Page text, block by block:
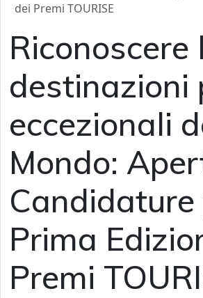
dei Premi TOURISE
Riconoscere
destinazioni
eccezionali
Mondo:
Candidature
Prima
Premi